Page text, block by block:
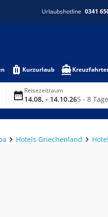
Urlaubshotline 0341
Kurzurlaub
Reisezeitraum
14.08. - 14.10.265 - 8 Tage
Hotels Griechenland